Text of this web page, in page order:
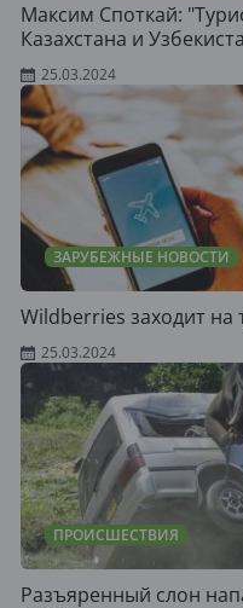
Максим Споткай:
Казахстана и
25.03.2024
ЗАРУБЕЖНЫЕ НОВОСТИ
Wildberries заходит на
25.03.2024
ПРОИСШЕСТВИЯ
Разъяренный слон